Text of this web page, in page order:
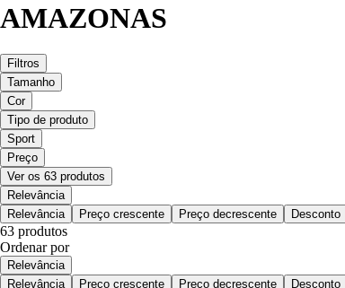
AMAZONAS
Filtros
Tamanho
Cor
Tipo de produto
Sport
Preço
Ver os 63 produtos
Relevância
Relevância
Preço crescente Preço decrescente Desconto
63 produtos
Ordenar por
Relevância
Relevância
Preço crescente Preço decrescente Desconto